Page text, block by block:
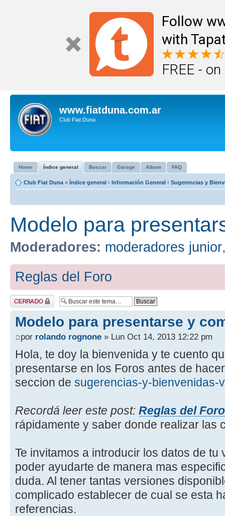
Follow
with
FREE -
www.fiatduna.com.ar
Club Fiat Duna
Home Índice general Buscar Garage Album FAQ
Club Fiat Duna » Índice general ‹ Información General ‹ Sugerencias y
Modelo para
Moderadores: moderadores junior
Reglas del Foro
Tema cerrado
Modelo para presentarse y
por rolando rognone » Lun Oct 14, 2013 12:22 pm
Hola, te doy la bienvenida y te cuento
presentarse en los Foros antes de
seccion de sugerencias-y-bienvenidas-
Recordá leer este post: Reglas del Foro
rápidamente y saber donde realizar las
Te invitamos a introducir los datos de
poder ayudarte de manera mas
duda. Al tener tantas versiones
complicado establecer de cual se esta
referencias.